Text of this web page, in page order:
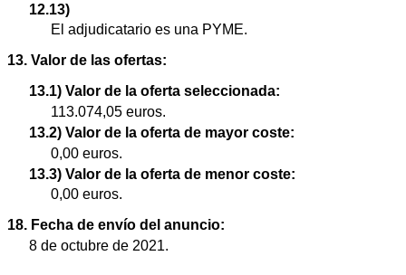
12.13)
El adjudicatario es una PYME.
13. Valor de las ofertas:
13.1) Valor de la oferta seleccionada:
113.074,05 euros.
13.2) Valor de la oferta de mayor coste:
0,00 euros.
13.3) Valor de la oferta de menor coste:
0,00 euros.
18. Fecha de envío del anuncio:
8 de octubre de 2021.